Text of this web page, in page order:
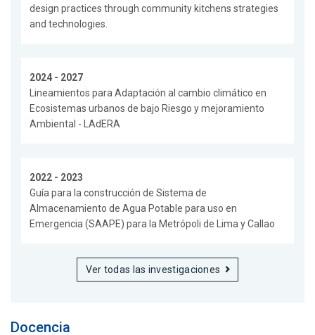
design practices through community kitchens strategies
and technologies.
2024 - 2027
Lineamientos para Adaptación al cambio climático en
Ecosistemas urbanos de bajo Riesgo y mejoramiento
Ambiental - LAdERA
2022 - 2023
Guía para la construcción de Sistema de
Almacenamiento de Agua Potable para uso en
Emergencia (SAAPE) para la Metrópoli de Lima y Callao
Ver todas las investigaciones
Docencia